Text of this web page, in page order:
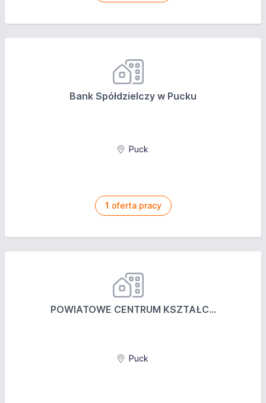
lekkie pióro
język angielski minimum na poziomie
bardzo dobra organizacja czasu
umiejętności pracy pod presją czasu, terminowości
wielozadaniowość i umiejętność pracy w zespole
możliwość pracy zdalnej
możliwość nawiązania długofalowej współpracy
Bank Spółdzielczy w Pucku
Puck
1 oferta pracy
POWIATOWE CENTRUM KSZTAŁC...
Puck